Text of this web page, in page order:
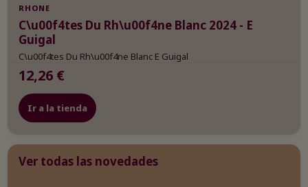
RHONE
C\u00f4tes Du Rh\u00f4ne Blanc 2024 - E
Guigal
C\u00f4tes Du Rh\u00f4ne Blanc E Guigal
12,26 €
Ir a la tienda
Ver todas las novedades